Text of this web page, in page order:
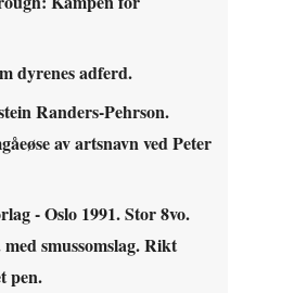
dyrenes adferd.
Randers-Pehrson.
av artsnavn ved Peter
- Oslo 1991. Stor 8vo.
smussomslag. Rikt
pen.